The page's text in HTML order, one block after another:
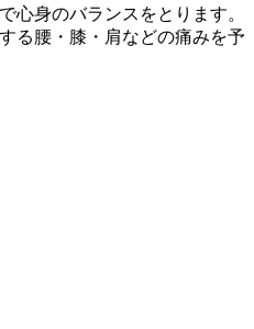
心身のバランスをとります。
る腰・膝・肩などの痛みを予